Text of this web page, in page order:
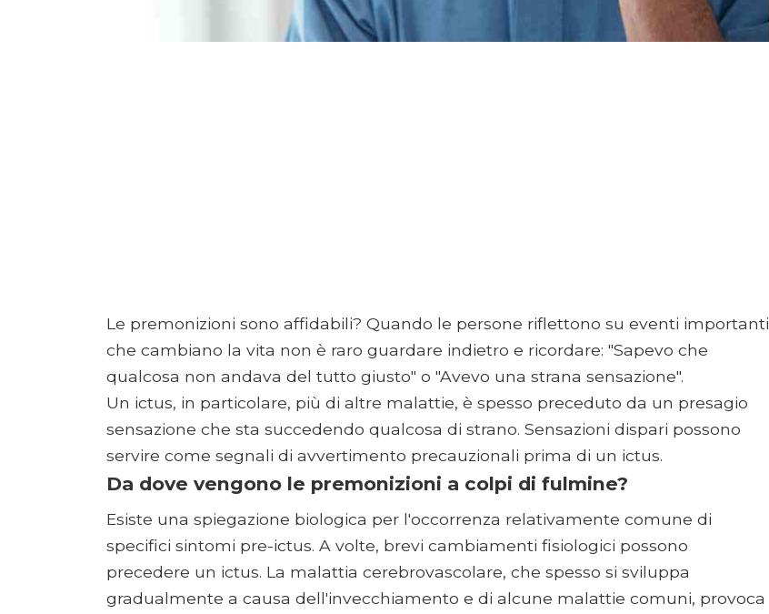
Le premonizioni sono affidabili? Quando le persone riflettono su eventi importanti
che cambiano la vita non è raro guardare indietro e ricordare: "Sapevo che
qualcosa non andava del tutto giusto" o "Avevo una strana sensazione".
Un ictus, in particolare, più di altre malattie, è spesso preceduto da un presagio
sensazione che sta succedendo qualcosa di strano. Sensazioni dispari possono
servire come segnali di avvertimento precauzionali prima di un ictus.
Da dove vengono le premonizioni a colpi di fulmine?
Esiste una spiegazione biologica per l'occorrenza relativamente comune di
specifici sintomi pre-ictus. A volte, brevi cambiamenti fisiologici possono
precedere un ictus. La malattia cerebrovascolare, che spesso si sviluppa
gradualmente a causa dell'invecchiamento e di alcune malattie comuni, provoca